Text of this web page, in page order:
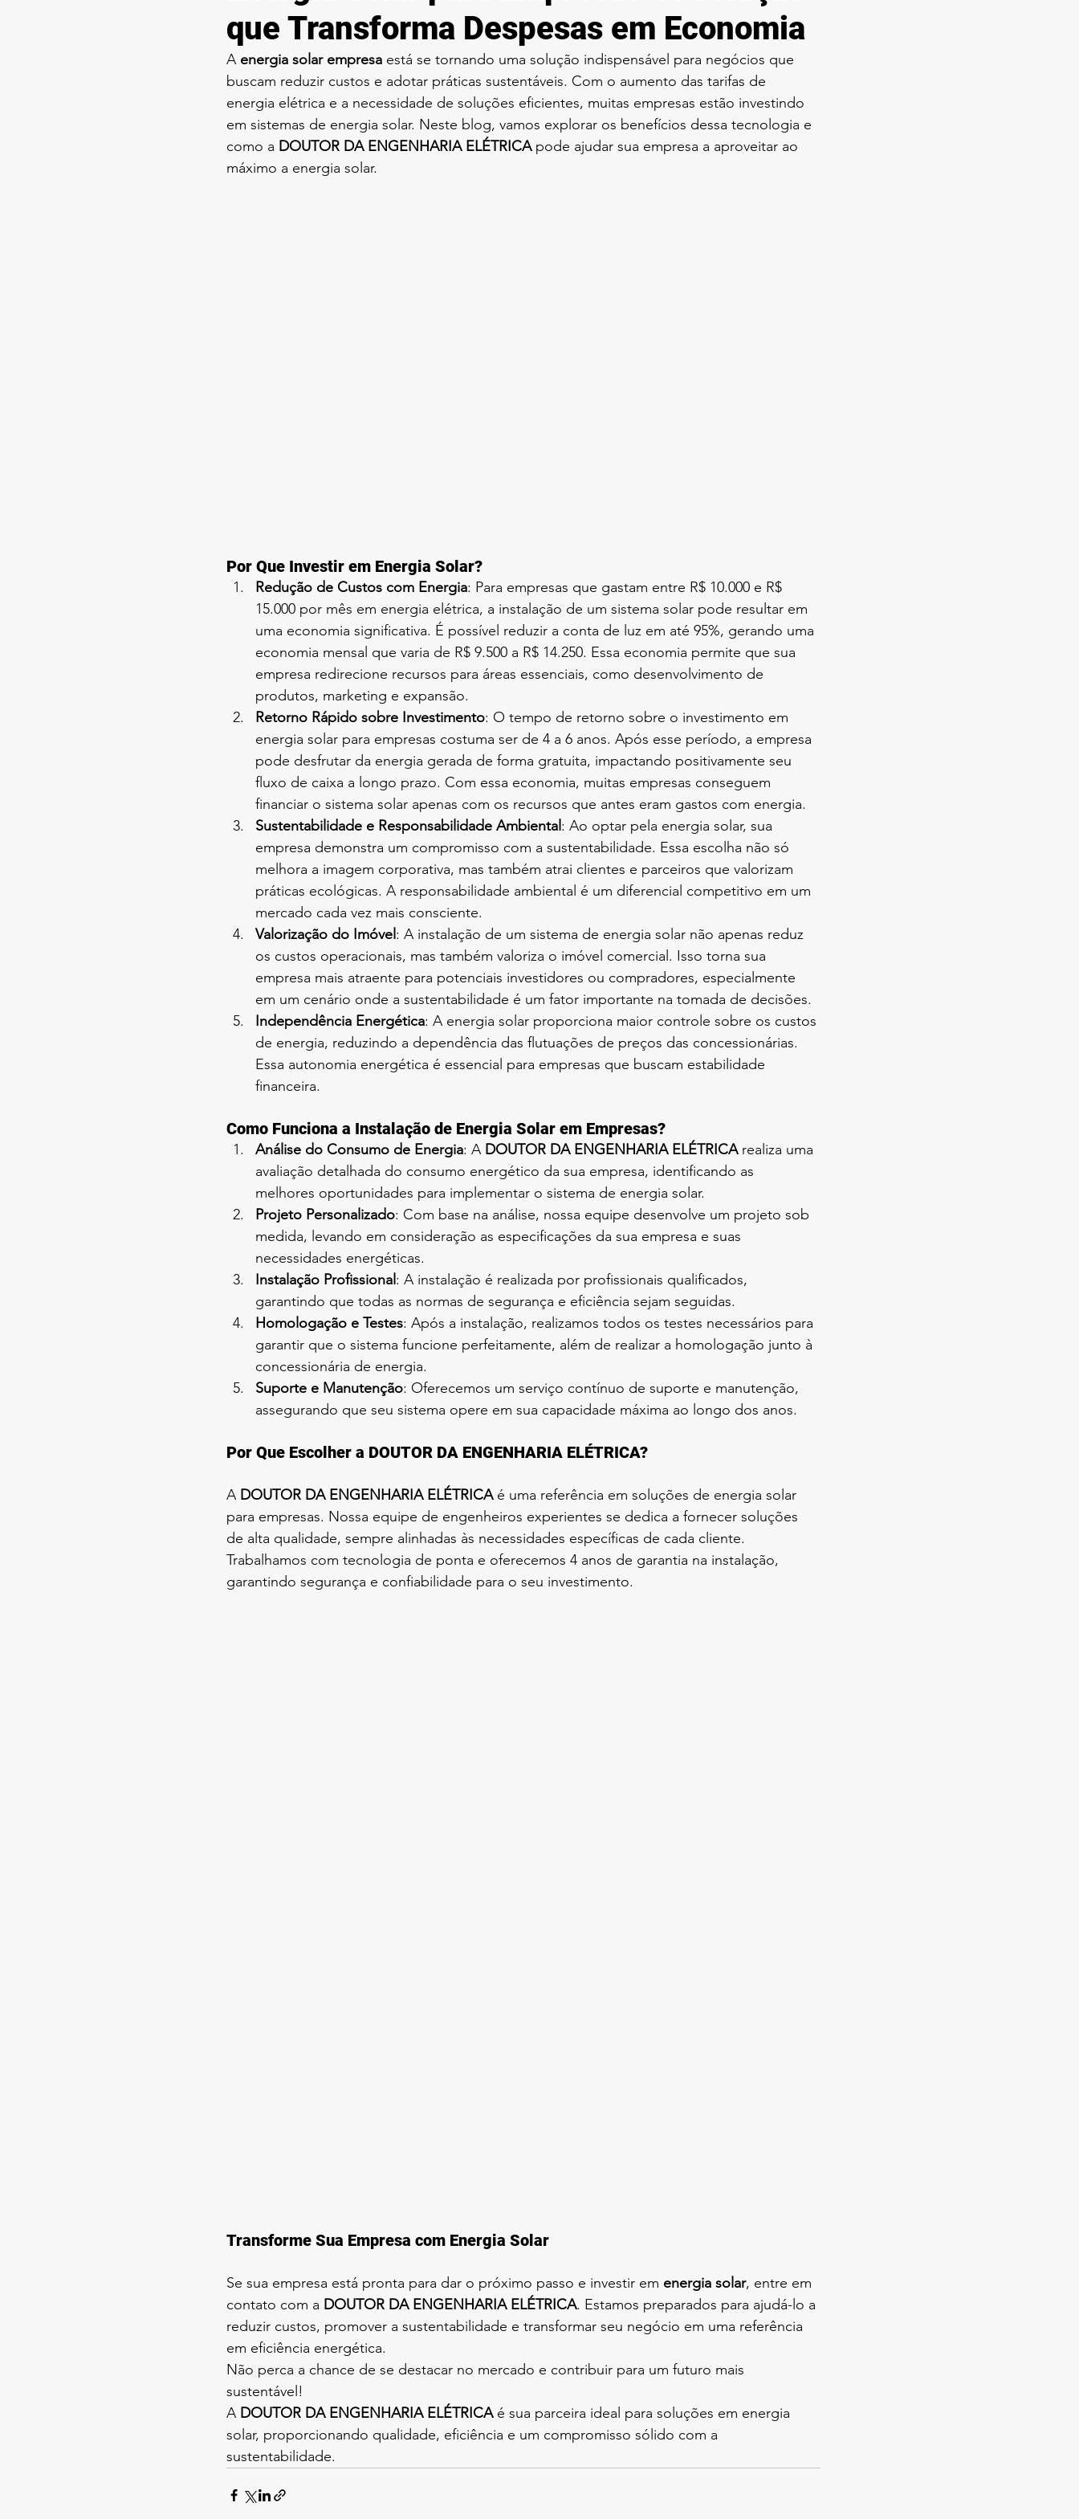
que Transforma Despesas em Economia
A energia solar empresa está se tornando uma solução indispensável para negócios que
buscam reduzir custos e adotar práticas sustentáveis. Com o aumento das tarifas de
energia elétrica e a necessidade de soluções eficientes, muitas empresas estão investindo
em sistemas de energia solar. Neste blog, vamos explorar os benefícios dessa tecnologia e
como a DOUTOR DA ENGENHARIA ELÉTRICA pode ajudar sua empresa a aproveitar ao
máximo a energia solar.
Por Que Investir em Energia Solar?
Redução de Custos com Energia: Para empresas que gastam entre R$ 10.000 e R$
15.000 por mês em energia elétrica, a instalação de um sistema solar pode resultar em
uma economia significativa. É possível reduzir a conta de luz em até 95%, gerando uma
economia mensal que varia de R$ 9.500 a R$ 14.250. Essa economia permite que sua
empresa redirecione recursos para áreas essenciais, como desenvolvimento de
produtos, marketing e expansão.
Retorno Rápido sobre Investimento: O tempo de retorno sobre o investimento em
energia solar para empresas costuma ser de 4 a 6 anos. Após esse período, a empresa
pode desfrutar da energia gerada de forma gratuita, impactando positivamente seu
fluxo de caixa a longo prazo. Com essa economia, muitas empresas conseguem
financiar o sistema solar apenas com os recursos que antes eram gastos com energia.
Sustentabilidade e Responsabilidade Ambiental : Ao optar pela energia solar, sua
empresa demonstra um compromisso com a sustentabilidade. Essa escolha não só
melhora a imagem corporativa, mas também atrai clientes e parceiros que valorizam
práticas ecológicas. A responsabilidade ambiental é um diferencial competitivo em um
mercado cada vez mais consciente.
Valorização do Imóvel : A instalação de um sistema de energia solar não apenas reduz
os custos operacionais, mas também valoriza o imóvel comercial. Isso torna sua
empresa mais atraente para potenciais investidores ou compradores, especialmente
em um cenário onde a sustentabilidade é um fator importante na tomada de decisões.
Independência Energética: A energia solar proporciona maior controle sobre os custos
de energia, reduzindo a dependência das flutuações de preços das concessionárias.
Essa autonomia energética é essencial para empresas que buscam estabilidade
financeira.
Como Funciona a Instalação de Energia Solar em Empresas?
Análise do Consumo de Energia: A DOUTOR DA ENGENHARIA ELÉTRICA realiza uma
avaliação detalhada do consumo energético da sua empresa, identificando as
melhores oportunidades para implementar o sistema de energia solar.
Projeto Personalizado: Com base na análise, nossa equipe desenvolve um projeto sob
medida, levando em consideração as especificações da sua empresa e suas
necessidades energéticas.
Instalação Profissional : A instalação é realizada por profissionais qualificados,
garantindo que todas as normas de segurança e eficiência sejam seguidas.
Homologação e Testes: Após a instalação, realizamos todos os testes necessários para
garantir que o sistema funcione perfeitamente, além de realizar a homologação junto à
concessionária de energia.
Suporte e Manutenção: Oferecemos um serviço contínuo de suporte e manutenção,
assegurando que seu sistema opere em sua capacidade máxima ao longo dos anos.
Por Que Escolher a DOUTOR DA ENGENHARIA ELÉTRICA?
A DOUTOR DA ENGENHARIA ELÉTRICA é uma referência em soluções de energia solar
para empresas. Nossa equipe de engenheiros experientes se dedica a fornecer soluções
de alta qualidade, sempre alinhadas às necessidades específicas de cada cliente.
Trabalhamos com tecnologia de ponta e oferecemos 4 anos de garantia na instalação,
garantindo segurança e confiabilidade para o seu investimento.
Transforme Sua Empresa com Energia Solar
Se sua empresa está pronta para dar o próximo passo e investir em energia solar, entre em
contato com a DOUTOR DA ENGENHARIA ELÉTRICA. Estamos preparados para ajudá-lo a
reduzir custos, promover a sustentabilidade e transformar seu negócio em uma referência
em eficiência energética.
Não perca a chance de se destacar no mercado e contribuir para um futuro mais
sustentável!
A DOUTOR DA ENGENHARIA ELÉTRICA é sua parceira ideal para soluções em energia
solar, proporcionando qualidade, eficiência e um compromisso sólido com a
sustentabilidade.